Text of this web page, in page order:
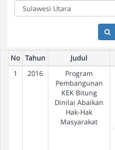
No Tahun Judul
1
2016
Program
Pembangunan
KEK Bitung
Dinilai Abaikan
Hak-Hak
Masyarakat